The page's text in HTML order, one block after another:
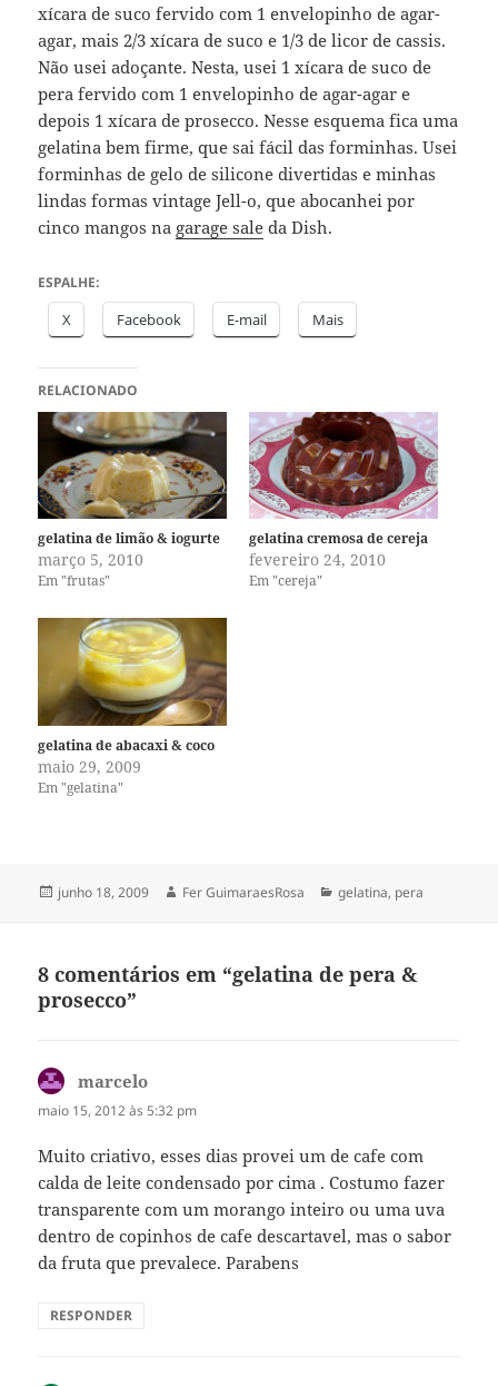
xícara de suco fervido com 1 envelopinho de agar-
agar, mais 2/3 xícara de suco e 1/3 de licor de cassis.
Não usei adoçante. Nesta, usei 1 xícara de suco de
pera fervido com 1 envelopinho de agar-agar e
depois 1 xícara de prosecco. Nesse esquema fica uma
gelatina bem firme, que sai fácil das forminhas. Usei
forminhas de gelo de silicone divertidas e minhas
lindas formas vintage Jell-o, que abocanhei por
cinco mangos na garage sale da Dish.
ESPALHE:
X Facebook E-mail Mais
RELACIONADO
gelatina de limão & iogurte
março 5, 2010
Em "frutas"
gelatina cremosa de cereja
fevereiro 24, 2010
Em "cereja"
gelatina de abacaxi & coco
maio 29, 2009
Em "gelatina"
Publicado
junho 18, 2009 Autor
Fer GuimaraesRosa Categorias
gelatina, pera
8 comentários em “gelatina de pera &
prosecco”
marcelo
maio 15, 2012 às 5:32 pm
Muito criativo, esses dias provei um de cafe com
calda de leite condensado por cima . Costumo fazer
transparente com um morango inteiro ou uma uva
dentro de copinhos de cafe descartavel, mas o sabor
da fruta que prevalece. Parabens
RESPONDER